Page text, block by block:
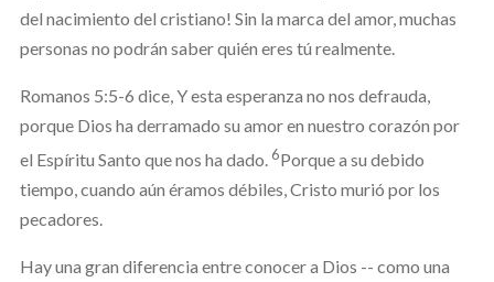
del nacimiento del cristiano! Sin la marca del amor, muchas
personas no podrán saber quién eres tú realmente.
Romanos 5:5-6 dice, Y esta esperanza no nos defrauda,
porque Dios ha derramado su amor en nuestro corazón por
el Espíritu Santo que nos ha dado.6Porque a su debido
tiempo, cuando aún éramos débiles, Cristo murió por los
pecadores.
Hay una gran diferencia entre conocer a Dios -- como una